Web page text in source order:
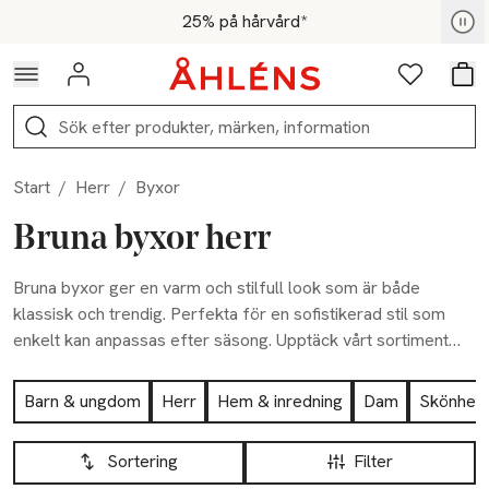
Hoppa till navigationsmenyn25% på hårvård*
För medlemmar - Shoppa nu
Logga in Favoriter
Sök
Start / Herr / Byxor
Bruna byxor herr
Bruna byxor ger en varm och stilfull look som är både
klassisk och trendig. Perfekta för en sofistikerad stil som
enkelt kan anpassas efter säsong. Upptäck vårt sortiment
Hoppa till produktsidan
Barn & ungdom Herr Hem & inredning Dam
Skönhet
Hoppa till produktsidan
Filter
Sortering
Lista över produkter